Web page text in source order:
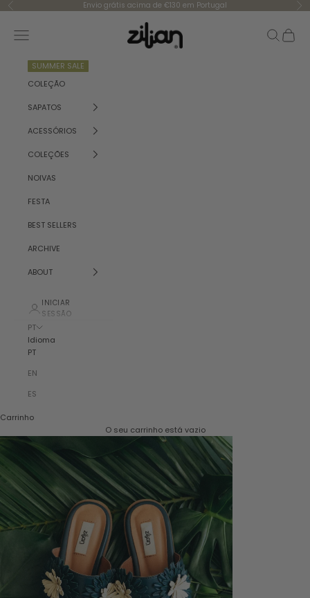
Saltar para o conteúdo
Anterior Envio grátis acima de €130 em Portugal
Zilian
Menu Pesquisar
SUMMER SALE
COLEÇÃO
SAPATOS
ACESSÓRIOS
COLEÇÕES
NOIVAS
FESTA
BEST SELLERS
ARCHIVE
ABOUT
INICIAR
SESSÃO
PT
Idioma
PT
EN
ES
Carrinho
O seu carrinho está vazio